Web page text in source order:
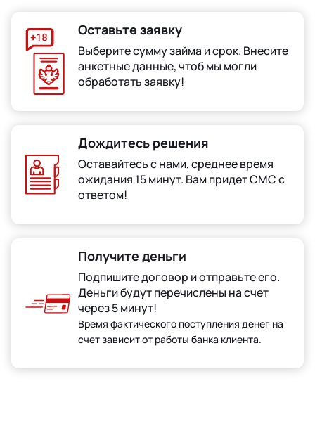
Оставьте заявку
Выберите сумму займа и срок. Внесите
анкетные данные, чтоб мы могли
обработать заявку!
Дождитесь решения
Оставайтесь с нами, среднее время
ожидания 15 минут. Вам придет СМС с
ответом!
Получите деньги
Подпишите договор и отправьте его.
Деньги будут перечислены на счет
через 5 минут!
Время фактического поступления денег на
счет зависит от работы банка клиента.